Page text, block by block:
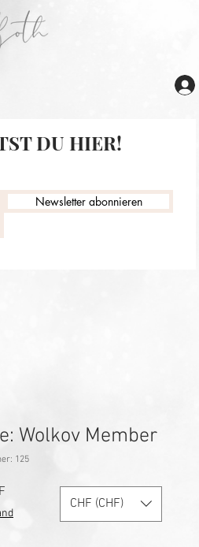
DU HIER!
Newsletter abonnieren
Wolkov Member
125
CHF (CHF)